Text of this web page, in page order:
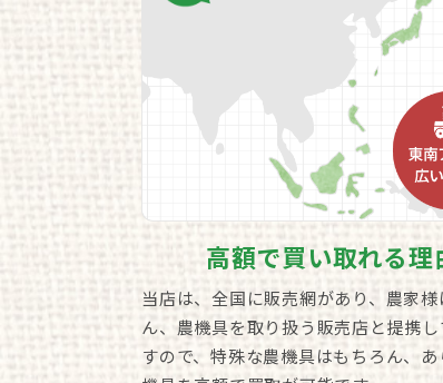
高額で買い取れる理
当店は、全国に販売網があり、農家様
ん、農機具を取り扱う販売店と提携し
すので、特殊な農機具はもちろん、あ